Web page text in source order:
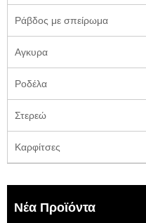
Ράβδος με σπείρωμα
Αγκυρα
Ροδέλα
Στερεώ
Καρφίτσες
Νέα Προϊόντα